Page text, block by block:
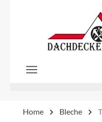
Zum Hauptinhalt springen
Home Bleche